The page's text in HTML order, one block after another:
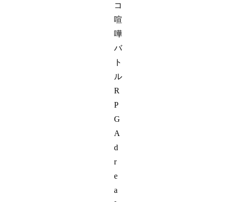
コ
喧
嘩
バ
ト
ル
R
P
G
A
d
r
e
a